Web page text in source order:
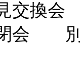
換会
別会